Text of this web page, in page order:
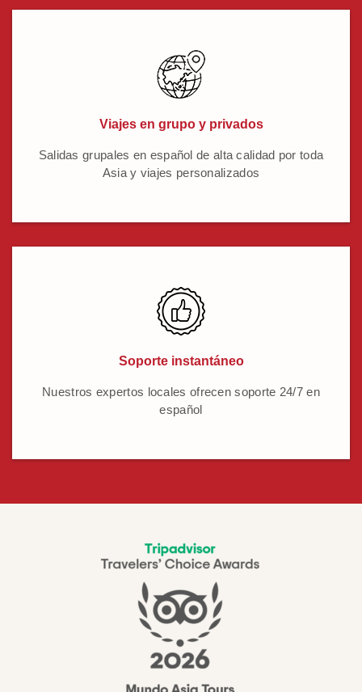
Viajes en grupo y privados
Salidas grupales en español de alta calidad por toda
Asia y viajes personalizados
Soporte instantáneo
Nuestros expertos locales ofrecen soporte 24/7 en
español